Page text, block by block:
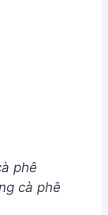
phê
cà phê